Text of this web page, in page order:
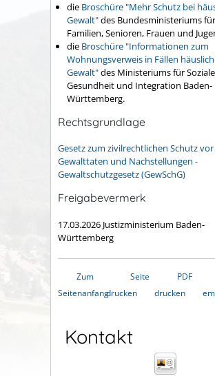
die Broschüre "Mehr Schutz bei
Gewalt"des Bundesministeriums für
Familien, Senioren, Frauen und
die Broschüre "Informationen zum
Wohnungsverweis in Fällen
Gewalt"des Ministeriums für
Gesundheit und Integration Baden-
Württemberg.
Rechtsgrundlage
Gesetz zum zivilrechtlichen Schutz vor
Gewalttaten und Nachstellungen -
Gewaltschutzgesetz (GewSchG)
Freigabevermerk
17.03.2026 Justizministerium Baden-
Württemberg
Zum
Seitenanfang
Seite
drucken
PDF
drucken
Kontakt